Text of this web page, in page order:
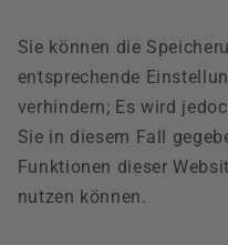
Sie können die
entsprechende
verhindern; Es wird
Sie in diesem Fall
Funktionen dieser
nutzen können.